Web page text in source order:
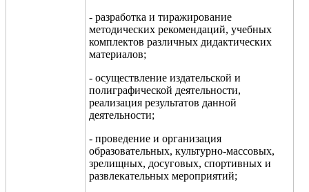
- разработка и тиражирование
методических рекомендаций, учебных
комплектов различных дидактических
материалов;
- осуществление издательской и
полиграфической деятельности,
реализация результатов данной
деятельности;
- проведение и организация
образовательных, культурно-массовых,
зрелищных, досуговых, спортивных и
развлекательных мероприятий;